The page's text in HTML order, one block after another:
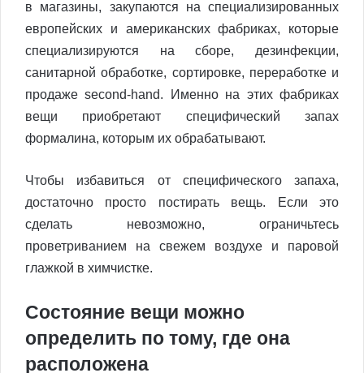
в магазины, закупаются на специализированных
европейских и американских фабриках, которые
специализируются на сборе, дезинфекции,
санитарной обработке, сортировке, переработке и
продаже second-hand. Именно на этих фабриках
вещи приобретают специфический запах
формалина, которым их обрабатывают.
Чтобы избавиться от специфического запаха,
достаточно просто постирать вещь. Если это
сделать невозможно, ограничьтесь
проветриванием на свежем воздухе и паровой
глажкой в химчистке.
Состояние вещи можно
определить по тому, где она
расположена